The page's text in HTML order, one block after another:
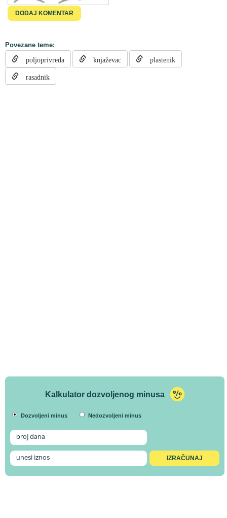
Povezane teme:
poljoprivreda knjaževac plastenik
rasadnik
Kalkulator dozvoljenog minusa
Dozvoljeni minus Nedozvoljeni minus